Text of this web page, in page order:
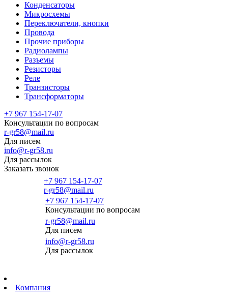
Конденсаторы
Микросхемы
Переключатели, кнопки
Провода
Прочие приборы
Радиолампы
Разъемы
Резисторы
Реле
Транзисторы
Трансформаторы
+7 967 154-17-07
Консультации по вопросам
r-gr58@mail.ru
Для писем
info@r-gr58.ru
Для рассылок
Заказать звонок
+7 967 154-17-07
r-gr58@mail.ru
+7 967 154-17-07
Консультации по вопросам
r-gr58@mail.ru
Для писем
info@r-gr58.ru
Для рассылок
Компания